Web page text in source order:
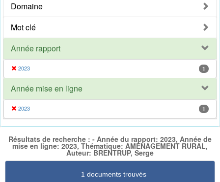
Domaine
Mot clé
Année rapport
2023 1
Année mise en ligne
2023 1
Résultats de recherche : - Année du rapport: 2023, Année de
mise en ligne: 2023, Thématique: AMENAGEMENT RURAL,
Auteur: BRENTRUP, Serge
1 documents trouvés